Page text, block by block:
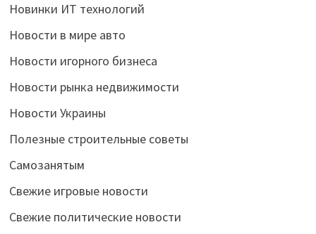
Новинки ИТ технологий
Новости в мире авто
Новости игорного бизнеса
Новости рынка недвижимости
Новости Украины
Полезные строительные советы
Самозанятым
Свежие игровые новости
Свежие политические новости